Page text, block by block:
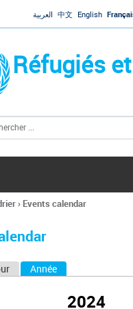
Jump to navigationالعربية 中文 English
Réfugiés
› Events calendar
Année
2024